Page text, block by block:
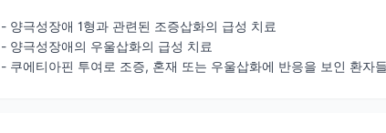
- 양극성장애 1형과 관련된 조증삽화의 급성 치료
- 양극성장애의 우울삽화의 급성 치료
- 쿠에티아핀 투여로 조증, 혼재 또는 우울삽화에 반응을 보인 환자